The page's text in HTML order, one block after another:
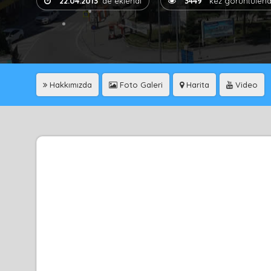
Hakkımızda Foto Galeri Harita Video